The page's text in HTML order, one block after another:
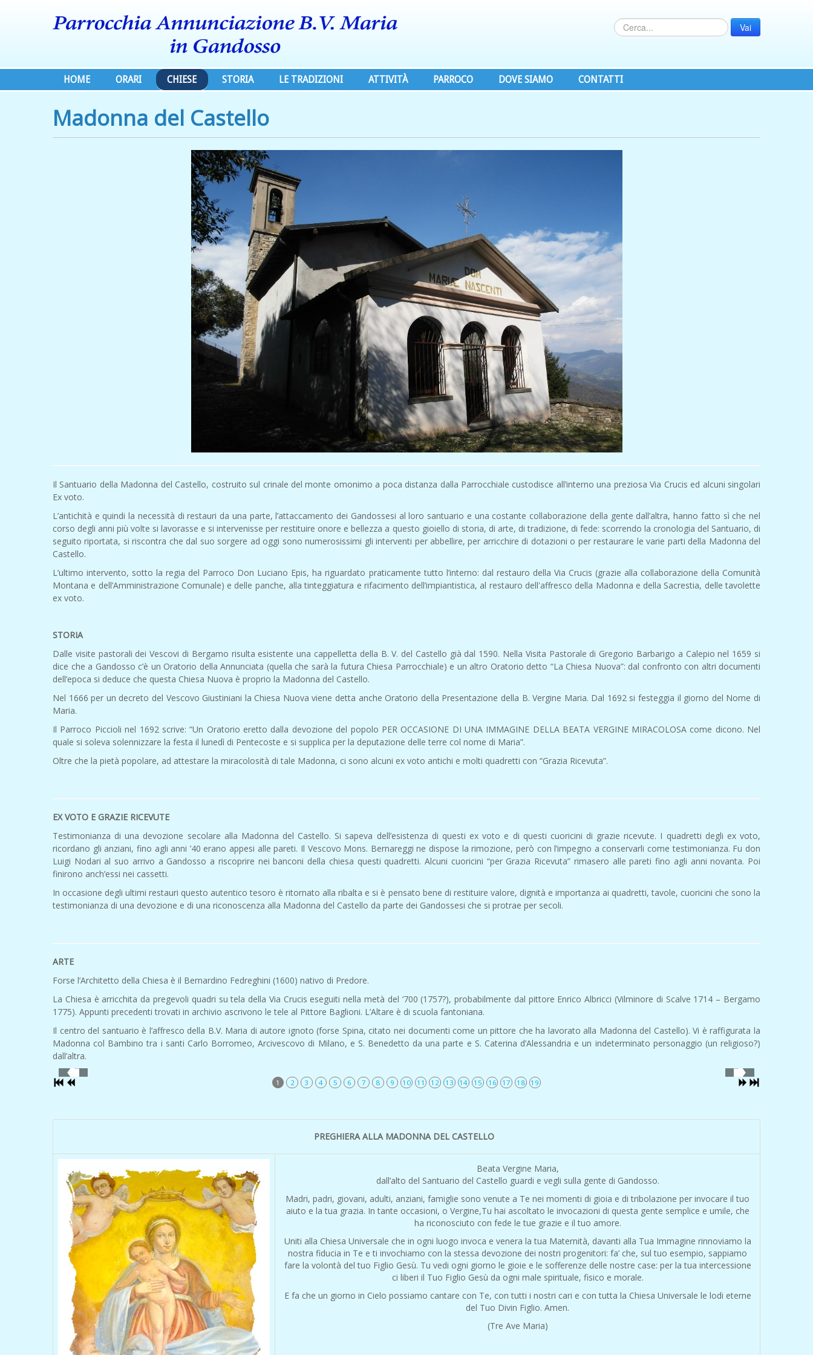
Vai
HOME ORARI CHIESE STORIA LE TRADIZIONI ATTIVITÀ PARROCO DOVE SIAMO CONTATTI
Madonna del Castello
Il Santuario della Madonna del Castello, costruito sul crinale del monte omonimo a poca distanza dalla Parrocchiale custodisce all’interno una preziosa Via Crucis ed alcuni singolari
Ex voto.
L’antichità e quindi la necessità di restauri da una parte, l’attaccamento dei Gandossesi al loro santuario e una costante collaborazione della gente dall’altra, hanno fatto sì che nel
corso degli anni più volte si lavorasse e si intervenisse per restituire onore e bellezza a questo gioiello di storia, di arte, di tradizione, di fede: scorrendo la cronologia del Santuario, di
seguito riportata, si riscontra che dal suo sorgere ad oggi sono numerosissimi gli interventi per abbellire, per arricchire di dotazioni o per restaurare le varie parti della Madonna del
Castello.
L’ultimo intervento, sotto la regia del Parroco Don Luciano Epis, ha riguardato praticamente tutto l’interno: dal restauro della Via Crucis (grazie alla collaborazione della Comunità
Montana e dell’Amministrazione Comunale) e delle panche, alla tinteggiatura e rifacimento dell’impiantistica, al restauro dell'affresco della Madonna e della Sacrestia, delle tavolette
ex voto.
STORIA
Dalle visite pastorali dei Vescovi di Bergamo risulta esistente una cappelletta della B. V. del Castello già dal 1590. Nella Visita Pastorale di Gregorio Barbarigo a Calepio nel 1659 si
dice che a Gandosso c’è un Oratorio della Annunciata (quella che sarà la futura Chiesa Parrocchiale) e un altro Oratorio detto “La Chiesa Nuova”: dal confronto con altri documenti
dell’epoca si deduce che questa Chiesa Nuova è proprio la Madonna del Castello.
Nel 1666 per un decreto del Vescovo Giustiniani la Chiesa Nuova viene detta anche Oratorio della Presentazione della B. Vergine Maria. Dal 1692 si festeggia il giorno del Nome di
Maria.
Il Parroco Piccioli nel 1692 scrive: “Un Oratorio eretto dalla devozione del popolo PER OCCASIONE DI UNA IMMAGINE DELLA BEATA VERGINE MIRACOLOSA come dicono. Nel
quale si soleva solennizzare la festa il lunedì di Pentecoste e si supplica per la deputazione delle terre col nome di Maria”.
Oltre che la pietà popolare, ad attestare la miracolosità di tale Madonna, ci sono alcuni ex voto antichi e molti quadretti con “Grazia Ricevuta”.
EX VOTO E GRAZIE RICEVUTE
Testimonianza di una devozione secolare alla Madonna del Castello. Si sapeva dell’esistenza di questi ex voto e di questi cuoricini di grazie ricevute. I quadretti degli ex voto,
ricordano gli anziani, fino agli anni ’40 erano appesi alle pareti. Il Vescovo Mons. Bernareggi ne dispose la rimozione, però con l’impegno a conservarli come testimonianza. Fu don
Luigi Nodari al suo arrivo a Gandosso a riscoprire nei banconi della chiesa questi quadretti. Alcuni cuoricini “per Grazia Ricevuta” rimasero alle pareti fino agli anni novanta. Poi
finirono anch’essi nei cassetti.
In occasione degli ultimi restauri questo autentico tesoro è ritornato alla ribalta e si è pensato bene di restituire valore, dignità e importanza ai quadretti, tavole, cuoricini che sono la
testimonianza di una devozione e di una riconoscenza alla Madonna del Castello da parte dei Gandossesi che si protrae per secoli.
ARTE
Forse l’Architetto della Chiesa è il Bernardino Fedreghini (1600) nativo di Predore.
La Chiesa è arricchita da pregevoli quadri su tela della Via Crucis eseguiti nella metà del ‘700 (1757?), probabilmente dal pittore Enrico Albricci (Vilminore di Scalve 1714 – Bergamo
1775). Appunti precedenti trovati in archivio ascrivono le tele al Pittore Baglioni. L’Altare è di scuola fantoniana.
Il centro del santuario è l’affresco della B.V. Maria di autore ignoto (forse Spina, citato nei documenti come un pittore che ha lavorato alla Madonna del Castello). Vi è raffigurata la
Madonna col Bambino tra i santi Carlo Borromeo, Arcivescovo di Milano, e S. Benedetto da una parte e S. Caterina d’Alessandria e un indeterminato personaggio (un religioso?)
dall’altra.
1 2 3 4 5 6 7 8 9 10 11 12 13 14 15 16 17 18 19
PREGHIERA ALLA MADONNA DEL CASTELLO
Beata Vergine Maria,
dall’alto del Santuario del Castello guardi e vegli sulla gente di Gandosso.
Madri, padri, giovani, adulti, anziani, famiglie sono venute a Te nei momenti di gioia e di tribolazione per invocare il tuo
aiuto e la tua grazia. In tante occasioni, o Vergine,Tu hai ascoltato le invocazioni di questa gente semplice e umile, che
ha riconosciuto con fede le tue grazie e il tuo amore.
Uniti alla Chiesa Universale che in ogni luogo invoca e venera la tua Maternità, davanti alla Tua Immagine rinnoviamo la
nostra fiducia in Te e ti invochiamo con la stessa devozione dei nostri progenitori: fa’ che, sul tuo esempio, sappiamo
fare la volontà del tuo Figlio Gesù. Tu vedi ogni giorno le gioie e le sofferenze delle nostre case: per la tua intercessione
ci liberi il Tuo Figlio Gesù da ogni male spirituale, fisico e morale.
E fa che un giorno in Cielo possiamo cantare con Te, con tutti i nostri cari e con tutta la Chiesa Universale le lodi eterne
del Tuo Divin Figlio. Amen.
(Tre Ave Maria)